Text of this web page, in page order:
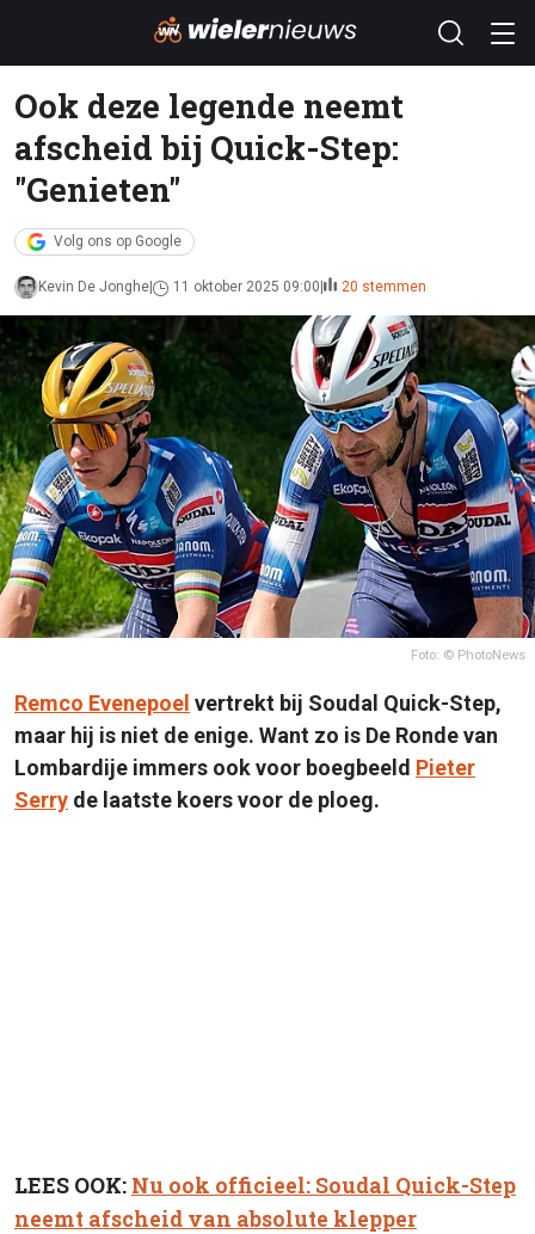
Ook deze legende neemt
afscheid bij Quick-Step:
"Genieten"
Volg ons op Google
Kevin De Jonghe 11 oktober 2025 09:00 20 stemmen
Foto: © PhotoNews
Remco Evenepoel vertrekt bij Soudal Quick-Step,
maar hij is niet de enige. Want zo is De Ronde van
Lombardije immers ook voor boegbeeld Pieter
Serry de laatste koers voor de ploeg.
LEES OOK: Nu ook officieel: Soudal Quick-Step
neemt afscheid van absolute klepper